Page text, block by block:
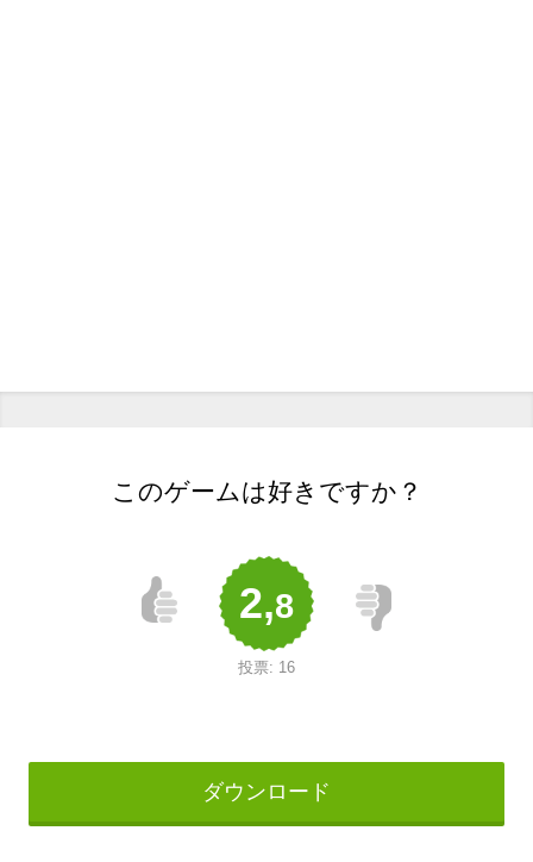
このゲームは好きですか？
2,8
投票: 16
ダウンロード